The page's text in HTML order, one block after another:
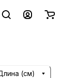
(см)